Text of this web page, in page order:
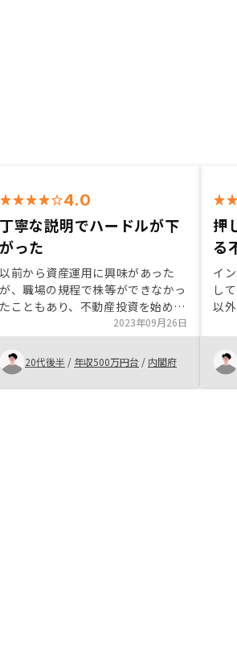
4.0
丁寧な説明でハードルが下
がった
以前から資産運用に興味があった
が、職場の規程で株等ができなかっ
たこともあり、不動産投資を始めま
した。 友人の紹介でRENOSYの担
当の方のお話を聞くことができ、親
切な説明でとてもわかりやすかった
こともあり、RENOSYを選びまし
た。
2023年09月26日
20代後半 / 年収500万円台 / 内閣府
押
る
イ
し
以
駅
ス
に
者
て